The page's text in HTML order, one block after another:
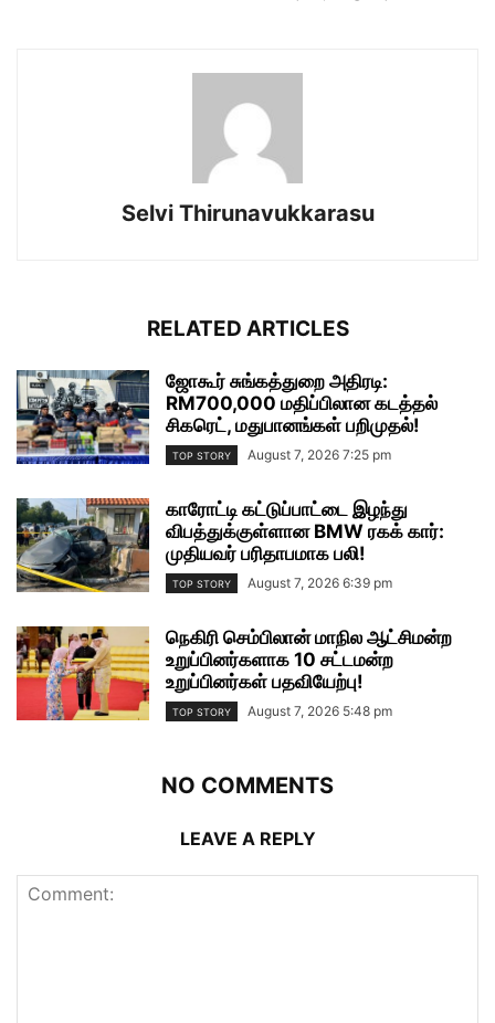
Selvi Thirunavukkarasu
RELATED ARTICLES
ஜோகூர் சுங்கத்துறை அதிரடி:
RM700,000 மதிப்பிலான கடத்தல்
சிகரெட், மதுபானங்கள் பறிமுதல்!
TOP STORY August 7, 2026 7:25 pm
காரோட்டி கட்டுப்பாட்டை இழந்து
விபத்துக்குள்ளான BMW ரகக் கார்:
முதியவர் பரிதாபமாக பலி!
TOP STORY August 7, 2026 6:39 pm
நெகிரி செம்பிலான் மாநில ஆட்சிமன்ற
உறுப்பினர்களாக 10 சட்டமன்ற
உறுப்பினர்கள் பதவியேற்பு!
TOP STORY August 7, 2026 5:48 pm
NO COMMENTS
LEAVE A REPLY